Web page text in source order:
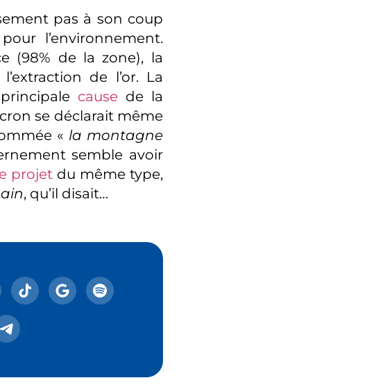
pas à son coup
l’environnement.
(98% de la zone), la
de l’or. La
cause de la
se déclarait même
« la montagne
semble avoir
projetdu même type,
, qu’il disait…